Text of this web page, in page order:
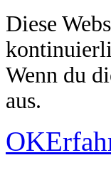
Diese
Wenn du
aus.
OK